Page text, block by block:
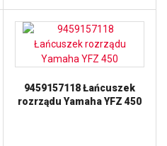
9459157118 Łańcuszek
rozrządu Yamaha YFZ 450